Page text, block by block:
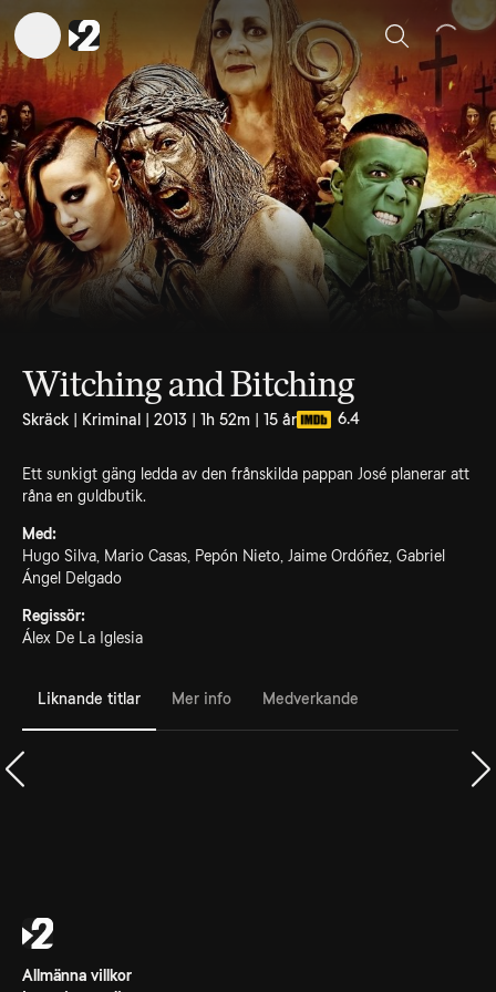
Sök
Witching and Bitching
Skräck | Kriminal | 2013 | 1h 52m | 15 år 6.4
Ett sunkigt gäng ledda av den frånskilda pappan José planerar att
råna en guldbutik.
Med:
Hugo Silva, Mario Casas, Pepón Nieto, Jaime Ordóñez, Gabriel
Ángel Delgado
Regissör:
Álex De La Iglesia
Liknande titlar Mer info Medverkande
Allmänna villkor